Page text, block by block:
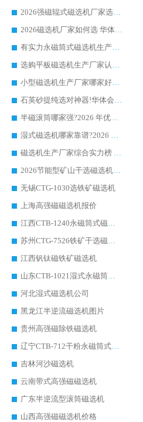
2026强磁辊式磁选机厂家选购技巧_认准华体会手机网页版-华体会(中国) 生产厂家
2026磁选机厂家如何选 华体会手机网页版-华体会(中国) 生产厂家14年行业经验支招
有实力永磁筒式磁选机生产厂家优质设备推荐榜｜华体会手机网页版-华体会(中国) 领衔
选购平板磁选机生产厂家认准华体会手机网页版-华体会(中国) 老牌生产厂家收获众多回头客
小型磁选机生产厂家哪家好?2026 年实测推荐，华体会手机网页版-华体会(中国) 十年口碑厂值得闭眼入
石英砂提纯选对神器!华体会手机网页版-华体会(中国) 强磁辊式磁选机价格优势全解析(2026 实测)
半磁滚筒哪家强?2026 年优质厂家推荐，华体会手机网页版-华体会(中国) 为什么能领跑行业
湿式磁选机哪家靠谱?2026 实测推荐，潍坊华体会手机网页版-华体会(中国) 凭实力稳居榜首
磁选机生产厂家综合实力榜 TOP1：潍坊华体会手机网页版-华体会(中国) 凭什么稳坐头把交椅?
2026节能型矿山干选磁选机：无水高效选矿的核心装备
无锡CTG-1030选铁矿磁选机
上海高强磁磁选机报价
江西CTB-1240永磁筒式磁选机厂家
苏州CTG-7526铁矿干选磁选机
江西钒钛磁铁矿磁选机
山东CTB-1021湿式永磁筒式磁选机
河北湿式磁选机公司
黑龙江半逆流磁选机图片
贵州高强磁除铁磁选机
辽宁CTB-712干粉永磁筒式磁选机
吉林河沙磁选机
云南带式高强磁磁选机
广东半逆流型滚筒磁选机
山西高强磁磁选机价格